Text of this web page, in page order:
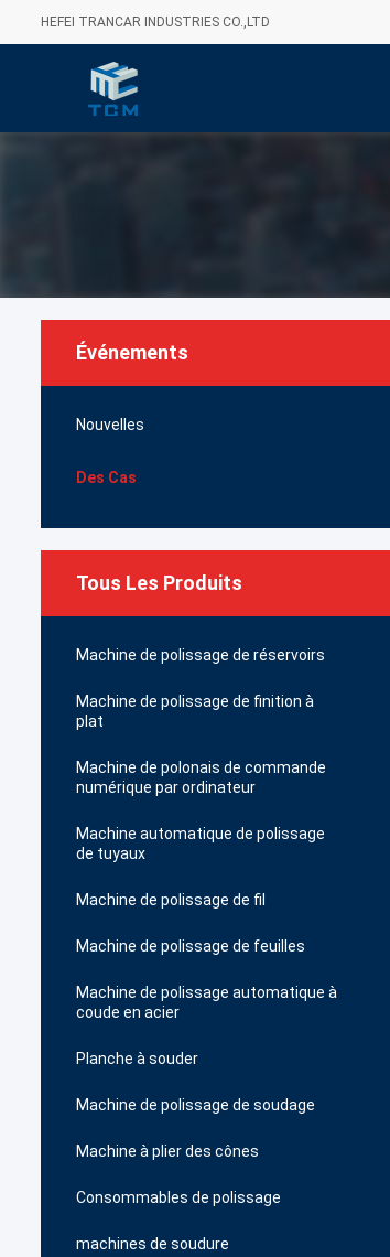
HEFEI TRANCAR INDUSTRIES CO.,LTD
Événements
Nouvelles
Des Cas
Tous Les Produits
Machine de polissage de réservoirs
Machine de polissage de finition à
plat
Machine de polonais de commande
numérique par ordinateur
Machine automatique de polissage
de tuyaux
Machine de polissage de fil
Machine de polissage de feuilles
Machine de polissage automatique à
coude en acier
Planche à souder
Machine de polissage de soudage
Machine à plier des cônes
Consommables de polissage
machines de soudure